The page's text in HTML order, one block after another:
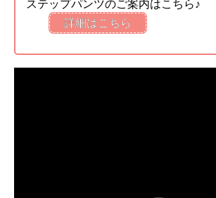
ステップパンツのご案内はこちら♪
詳細はこちら